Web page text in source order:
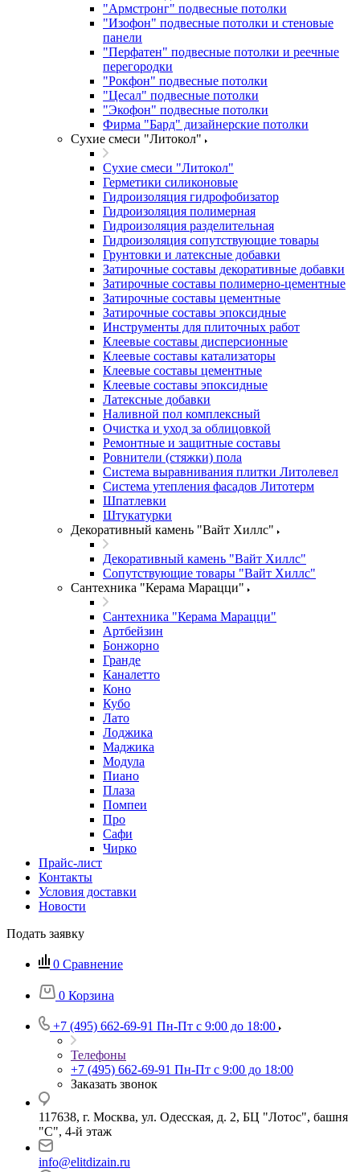
"Армстронг" подвесные потолки
"Изофон" подвесные потолки и стеновые
панели
"Перфатен" подвесные потолки и реечные
перегородки
"Рокфон" подвесные потолки
"Цесал" подвесные потолки
"Экофон" подвесные потолки
Фирма "Бард" дизайнерские потолки
Сухие смеси "Литокол"
Сухие смеси "Литокол"
Герметики силиконовые
Гидроизоляция гидрофобизатор
Гидроизоляция полимерная
Гидроизоляция разделительная
Гидроизоляция сопутствующие товары
Грунтовки и латексные добавки
Затирочные составы декоративные добавки
Затирочные составы полимерно-цементные
Затирочные составы цементные
Затирочные составы эпоксидные
Инструменты для плиточных работ
Клеевые составы дисперсионные
Клеевые составы катализаторы
Клеевые составы цементные
Клеевые составы эпоксидные
Латексные добавки
Наливной пол комплексный
Очистка и уход за облицовкой
Ремонтные и защитные составы
Ровнители (стяжки) пола
Система выравнивания плитки Литолевел
Система утепления фасадов Литотерм
Шпатлевки
Штукатурки
Декоративный камень "Вайт Хиллс"
Декоративный камень "Вайт Хиллс"
Сопутствующие товары "Вайт Хиллс"
Сантехника "Керама Марацци"
Сантехника "Керама Марацци"
Артбейзин
Бонжорно
Гранде
Каналетто
Коно
Кубо
Лато
Лоджика
Маджика
Модула
Пиано
Плаза
Помпеи
Про
Сафи
Чирко
Прайс-лист
Контакты
Условия доставки
Новости
Подать заявку
0 Сравнение
0 Корзина
+7 (495) 662-69-91 Пн-Пт c 9:00 до 18:00
Телефоны
+7 (495) 662-69-91 Пн-Пт c 9:00 до 18:00
Заказать звонок
117638, г. Москва, ул. Одесская, д. 2, БЦ "Лотос", башня
"С", 4-й этаж
info@elitdizain.ru